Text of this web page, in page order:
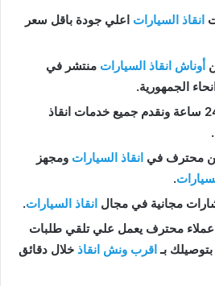
انقاذ السيارات اعلي جودة باقل سعر
أوناش انقاذ السيارات منتشر في
الجمهورية.
لاننا نعمل علي مدار 24 ساعة ونقدم جميع خدمات انقاذ
محترف في انقاذ السيارات ومجهز
.
مجانية في مجال انقاذ السيارات.
عملاء محترف يعمل علي تلقي طلبات
بـاقرب ونش انقاذ خلال دقائق